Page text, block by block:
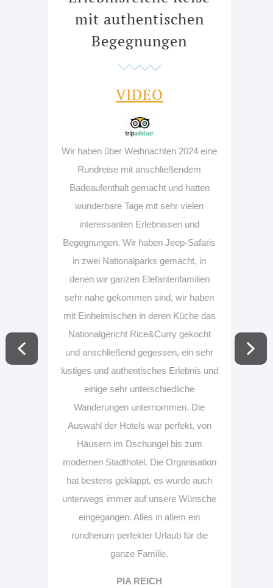
mit authentischen
Begegnungen
Wir haben über Weihnachten 2024 eine
Rundreise mit anschließendem
Badeaufenthalt gemacht und hatten
wunderbare Tage mit sehr vielen
interessanten Erlebnissen und
Begegnungen. Wir haben Jeep-Safaris
in zwei Nationalparks gemacht, in
denen wir ganzen Elefantenfamilien
sehr nahe gekommen sind, wir haben
mit Einheimischen in deren Küche das
Nationalgericht Rice&Curry gekocht
und anschließend gegessen, ein sehr
lustiges und authentisches Erlebnis und
einige sehr unterschiedliche
Wanderungen unternommen. Die
Auswahl der Hotels war perfekt, von
Häusern im Dschungel bis zum
modernen Stadthotel. Die Organisation
hat bestens geklappt, es wurde auch
unterwegs immer auf unsere Wünsche
eingegangen. Alles in allem ein
rundherum perfekter Urlaub für die
ganze Familie.
PIA REICH
VIDEO